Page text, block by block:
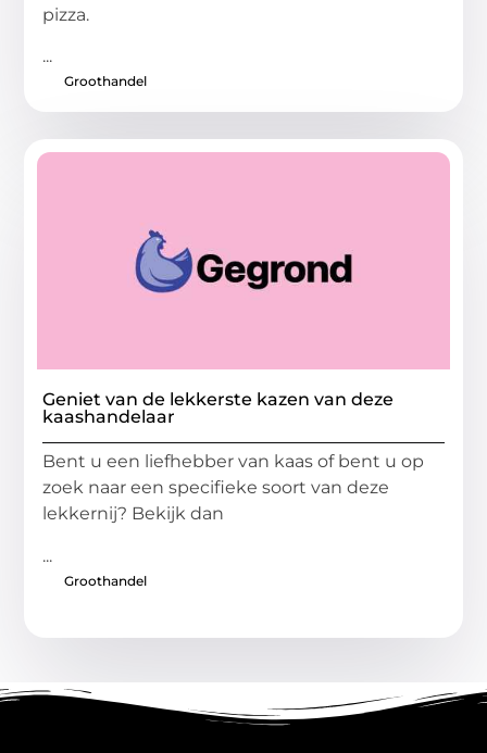
pizza.
...
Groothandel
Geniet van de lekkerste kazen van deze
kaashandelaar
Bent u een liefhebber van kaas of bent u op
zoek naar een specifieke soort van deze
lekkernij? Bekijk dan
...
Groothandel